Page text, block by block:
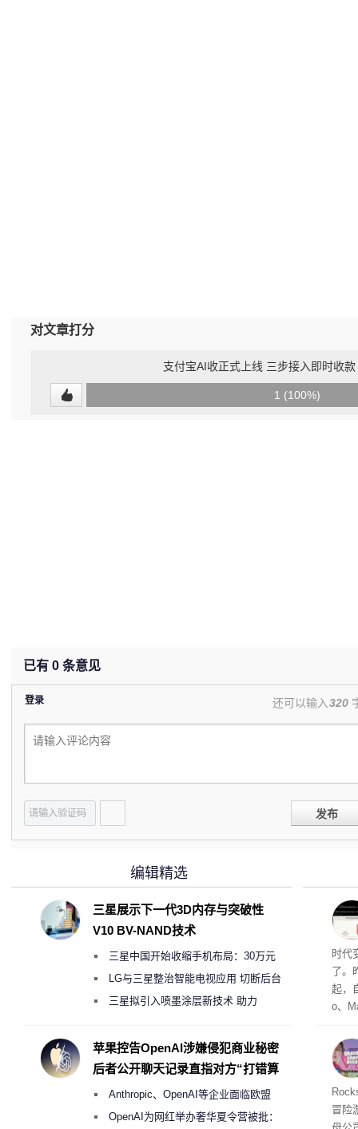
对文章打分
支付宝AI收正式上线 三步接入即时收
1 (100%)
已有 0 条意见
登录 还可以输入320
发布
时代
了。
起，
o、
和
命令
起
防御
气将
期
冒险
编辑精选
三星展示下一代3D内存与突破性
V10 BV-NAND技术
三星中国开始收缩手机布局：30万元
月销售额不达标门店 将被逐步清退
LG与三星整治智能电视应用 切断后台
偷偷共享带宽的违规行为
三星拟引入喷墨涂层新技术 助力
度
苹果控告OpenAI涉嫌侵犯商业秘密
后者公开聊天记录直指对方“打错算
Anthropic、OpenAI等企业面临欧盟
《人工智能法案》全新执法权限审查
OpenAI为网红举办奢华夏令营被批：